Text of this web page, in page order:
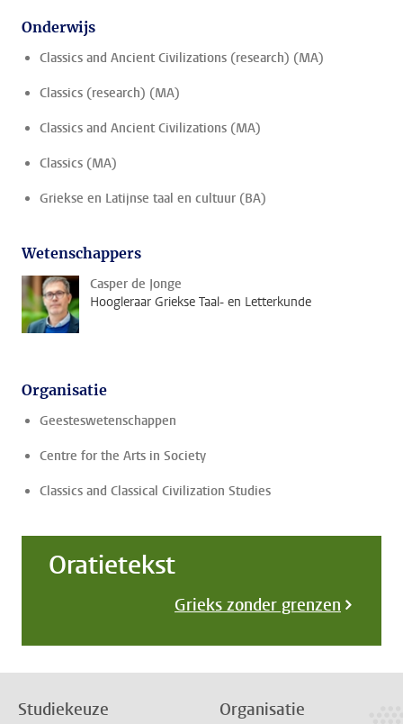
Onderwijs
Classics and Ancient Civilizations (research) (MA)
Classics (research) (MA)
Classics and Ancient Civilizations (MA)
Classics (MA)
Griekse en Latijnse taal en cultuur (BA)
Wetenschappers
Casper de Jonge
Hoogleraar Griekse Taal- en Letterkunde
Organisatie
Geesteswetenschappen
Centre for the Arts in Society
Classics and Classical Civilization Studies
Oratietekst
Grieks zonder grenzen
Studiekeuze Organisatie